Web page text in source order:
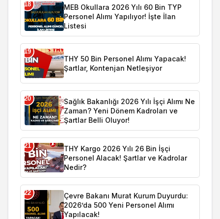
18
MEB Okullara 2026 Yılı 60 Bin TYP
Personel Alımı Yapılıyor! İşte İlan
Listesi
19
THY 50 Bin Personel Alımı Yapacak!
Şartlar, Kontenjan Netleşiyor
20
Sağlık Bakanlığı 2026 Yılı İşçi Alımı Ne
Zaman? Yeni Dönem Kadroları ve
Şartlar Belli Oluyor!
21
THY Kargo 2026 Yılı 26 Bin İşçi
Personel Alacak! Şartlar ve Kadrolar
Nedir?
22
Çevre Bakanı Murat Kurum Duyurdu:
2026’da 500 Yeni Personel Alımı
Yapılacak!